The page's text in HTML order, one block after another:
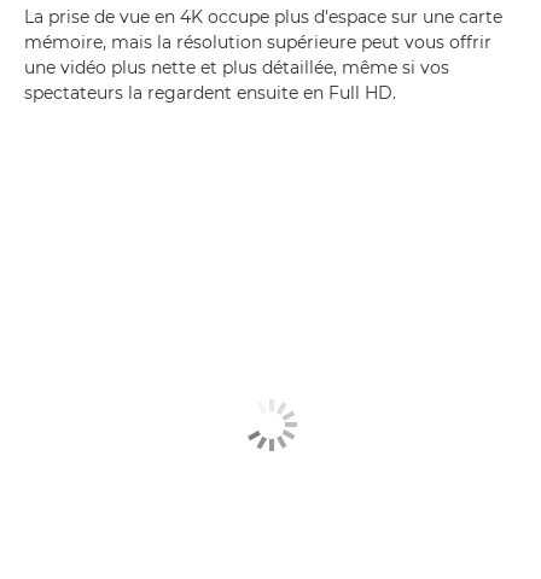
La prise de vue en 4K occupe plus d'espace sur une carte
mémoire, mais la résolution supérieure peut vous offrir
une vidéo plus nette et plus détaillée, même si vos
spectateurs la regardent ensuite en Full HD.